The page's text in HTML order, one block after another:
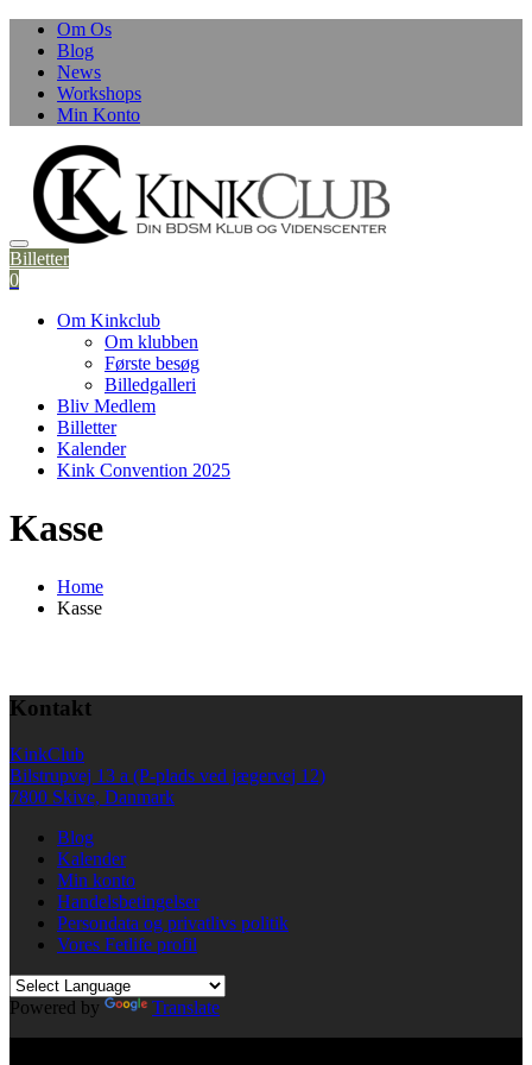
Skip
content
Om Os
Blog
News
Workshops
Min Konto
Billetter
0
Om Kinkclub
Om klubben
Første besøg
Billedgalleri
Bliv Medlem
Billetter
Kalender
Kink Convention 2025
Kasse
Home
Kasse
Kontakt
KinkClub
Bilstrupvej 13 a (P-plads ved jægervej 12)
7800 Skive, Danmark
Blog
Kalender
Min konto
Handelsbetingelser
Persondata og privatlivs politik
Vores Fetlife profil
Powered by
Translate